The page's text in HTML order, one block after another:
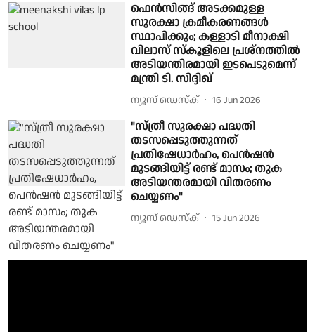
ഫെൻസിങ്ങ് അടക്കമുള്ള
സുരക്ഷാ ക്രമീകരണങ്ങൾ
സ്ഥാപിക്കും; കള്ളാടി മീനാക്ഷി
വിലാസ് സ്കൂളിലെ പ്രശ്നത്തിൽ
അടിയന്തിരമായി ഇടപെടുമെന്ന്
മന്ത്രി ടി. സിദ്ദിഖ്
ന്യൂസ് ഡെസ്ക് 16 Jun 2026
"സ്ത്രീ സുരക്ഷാ പദ്ധതി
തടസപ്പെടുത്തുന്നത്
പ്രതിഷേധാര്‍ഹം, പെന്‍ഷന്‍
മുടങ്ങിയിട്ട് രണ്ട് മാസം; തുക
അടിയന്തരമായി വിതരണം
ചെയ്യണം"
ന്യൂസ് ഡെസ്ക് 15 Jun 2026